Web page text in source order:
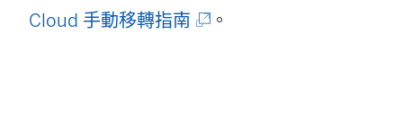
新
Cloud 手動移轉指南 (
。